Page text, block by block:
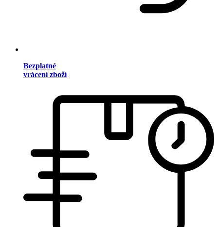
Bezplatné
vrácení zboží